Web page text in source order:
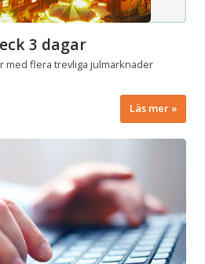
3 dagar
med flera trevliga julmarknader
Läs mer